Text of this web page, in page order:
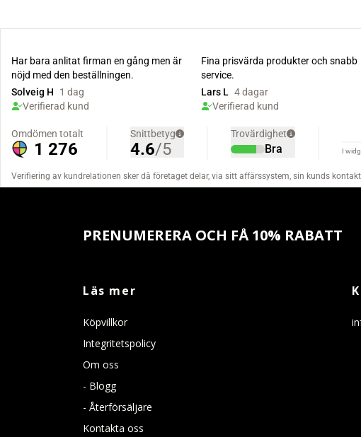
PRENUMERERA OCH FÅ 10% RABATT
Läs mer
Köpvillkor
Integritetspolicy
Om oss
- Blogg
- Återförsäljare
Kontakta oss